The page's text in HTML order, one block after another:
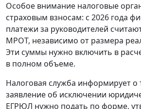
Особое внимание налоговые
страховым взносам: с 2026 года
платежи за руководителей
МРОТ, независимо от размера
Эти суммы нужно включить в
в полном объеме.
Налоговая служба информирует о
заявление об исключении
ЕГРЮЛ нужно подать по форме,